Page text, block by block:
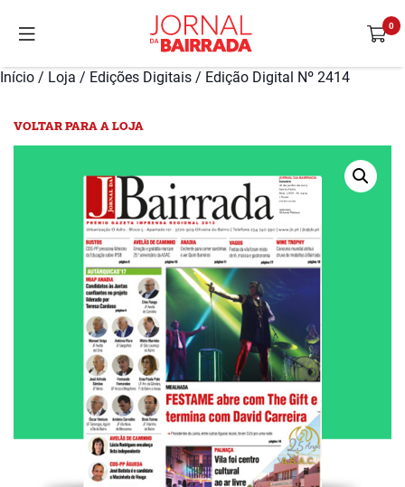
Início / Loja / Edições Digitais / Edição Digital Nº 2414
VOLTAR PARA A LOJA